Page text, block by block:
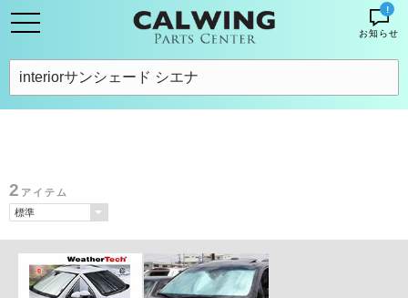
!
お知らせ
2 アイテム